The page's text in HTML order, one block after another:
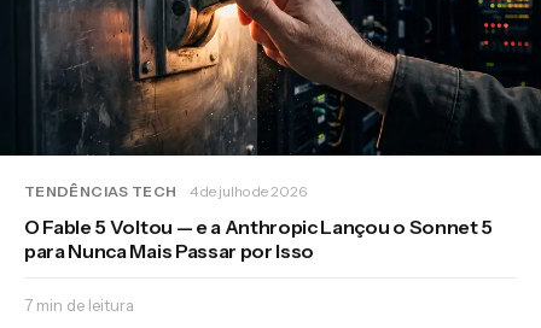
TENDÊNCIAS TECH 4 de julho de 2026
O Fable 5 Voltou — e a Anthropic Lançou o Sonnet 5
para Nunca Mais Passar por Isso
7 min de leitura